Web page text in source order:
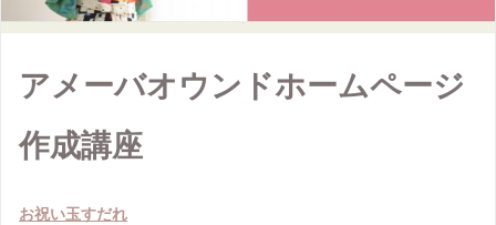
アメーバオウンドホームページ
作成講座
お祝い玉すだれ